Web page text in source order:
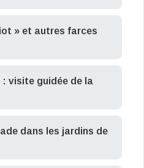
» et autres farces
: visite guidée de la
dans les jardins de